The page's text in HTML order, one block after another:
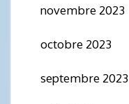
novembre 2023
octobre 2023
septembre 2023